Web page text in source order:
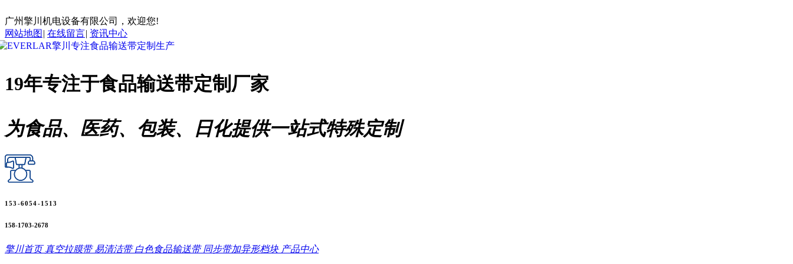
广州擎川机电设备有限公司，欢迎您!
网站地图 | 在线留言| 资讯中心
19年专注于食品输送带定制厂家
为食品、医药、包装、日化提供一站式特殊定制
153-6054-1513
158-1703-2678
擎川首页 真空拉膜带 易清洁带 白色食品输送带 同步带加异形档块 产品中心